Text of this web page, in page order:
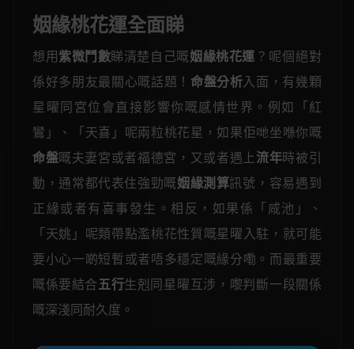
姻緣桃花運全面睇
想用紫微鬥數睇清楚自己嘅姻緣桃花運 ？呢個絕對
係好多朋友最關心嘅話題！ 命盤分析入面，有幾顆
星曜同宮位會直接影響你嘅感情世界。例如「紅
鸞」、「天喜」呢兩粒桃花星，如果佢哋坐喺你嘅
命盤嘅夫妻宮或者福德宮，又或者遇上流年時被引
動，通常都代表住強勁嘅姻緣測算訊號，容易遇到
正緣或者有喜事發生。相反，如果係「咸池」、
「天姚」呢類帶點濫桃花性質嘅星曜入駐，就可能
要小心一啲短暫或者唔多穩定嘅緣分嘞。而最重要
嘅係要結合五行生剋同星曜互涉，嚟判斷一段關係
嘅深淺同耐久度。